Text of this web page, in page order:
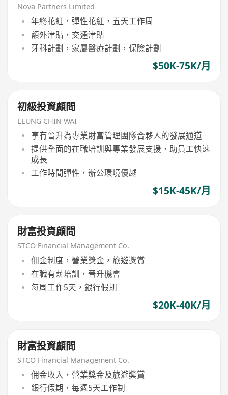
Nova Partners Limited
年終花紅，彈性花紅，五天工作周
額外津貼，交通津貼
牙科計劃，家屬醫療計劃，保險計劃
$50K-75K/月
初級投資顧問
LEUNG CHIN WAI
享有晉升為專業財富管理團隊合夥人的發展通道
提供全面的在職培訓與專業發展支援，助員工快速
成長
工作時間彈性，辦公環境優越
$15K-45K/月
財富投資顧問
STCO Financial Management Co.
佣金制度，營業獎金，旅遊獎賞
在職有薪培訓，晉升機會
每周工作5天，銀行假期
$20K-40K/月
財富投資顧問
STCO Financial Management Co.
佣金收入，營業獎金及旅遊獎賞
銀行假期，每週5天工作制